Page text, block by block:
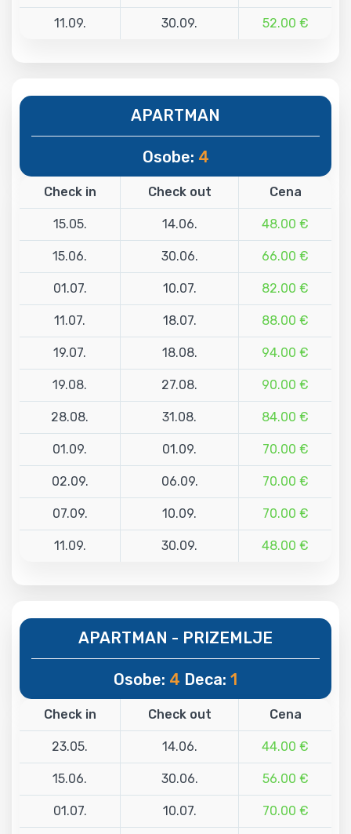
11.09. 30.09. 52.00 €
APARTMAN
Osobe: 4
Check in Check out Cena
15.05. 14.06. 48.00 €
15.06. 30.06. 66.00 €
01.07. 10.07. 82.00 €
11.07. 18.07. 88.00 €
19.07. 18.08. 94.00 €
19.08. 27.08. 90.00 €
28.08. 31.08. 84.00 €
01.09. 01.09. 70.00 €
02.09. 06.09. 70.00 €
07.09. 10.09. 70.00 €
11.09. 30.09. 48.00 €
APARTMAN - PRIZEMLJE
Osobe: 4 Deca: 1
Check in Check out Cena
23.05. 14.06. 44.00 €
15.06. 30.06. 56.00 €
01.07. 10.07. 70.00 €